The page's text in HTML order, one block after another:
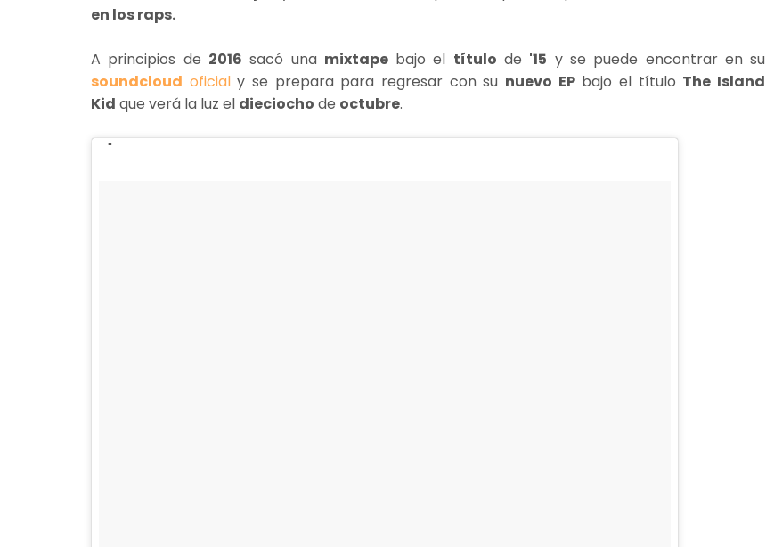
en los raps.
A principios de 2016 sacó una mixtapebajo el título de '15 y se puede encontrar en su
soundcloud oficialy se prepara para regresar con su nuevo EPbajo el título The Island
Kid que verá la luz el dieciocho de octubre.